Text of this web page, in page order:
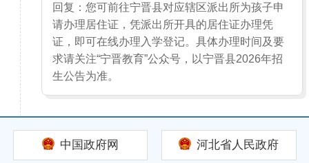
回复：您可前往宁晋县对应辖区派出所为孩子申
请办理居住证，凭派出所开具的居住证办理凭
证，即可在线办理入学登记。具体办理时间及要
求请关注“宁晋教育”公众号，以宁晋县2026年招
生公告为准。
中国政府网 河北省人民政府